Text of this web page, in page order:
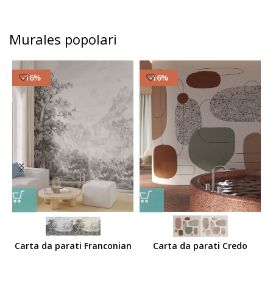
Murales popolari
-16%
Carta da parati Franconian
-16%
Carta da parati Credo